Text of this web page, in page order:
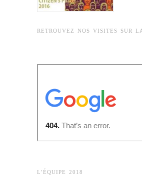
RETROUVEZ NOS VISITES SUR
L’ÉQUIPE 2018